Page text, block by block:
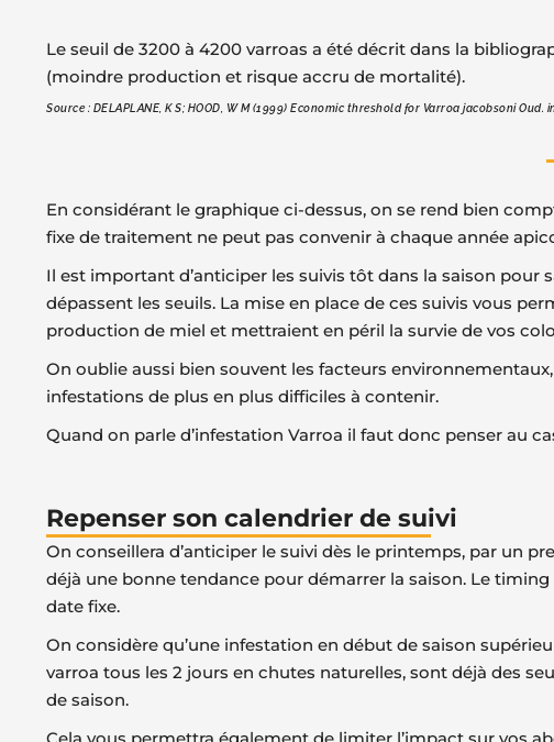
Le seuil de 3200 à 4200 varroas a été décrit dans la
(moindre production et risque accru de mortalité).
Source : DELAPLANE, K S; HOOD, W M (1999) Economic threshold for Varroa jacobsoni
En considérant le graphique ci-dessus, on se rend bien
fixe de traitement ne peut pas convenir à chaque année
Il est important d’anticiper les suivis tôt dans la saison pour
dépassent les seuils. La mise en place de ces suivis vous
production de miel et mettraient en péril la survie de vos
On oublie aussi bien souvent les facteurs
infestations de plus en plus difficiles à contenir.
Quand on parle d’infestation Varroa il faut donc penser au
Repenser son calendrier de suivi
On conseillera d’anticiper le suivi dès le printemps, par un
déjà une bonne tendance pour démarrer la saison. Le
date fixe.
On considère qu’une infestation en début de saison
varroa tous les 2 jours en chutes naturelles, sont déjà des
de saison.